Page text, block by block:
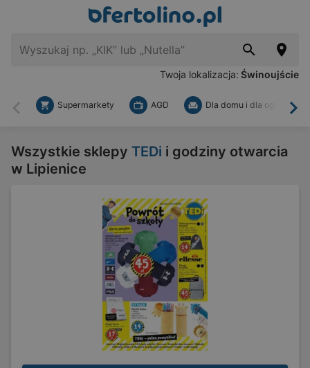
Twoja lokalizacja: Świnoujście
Wstecz
Supermarkety AGD Dla domu i dla ogrodu
Wszystkie sklepy TEDi i godziny otwarcia
w Lipienice